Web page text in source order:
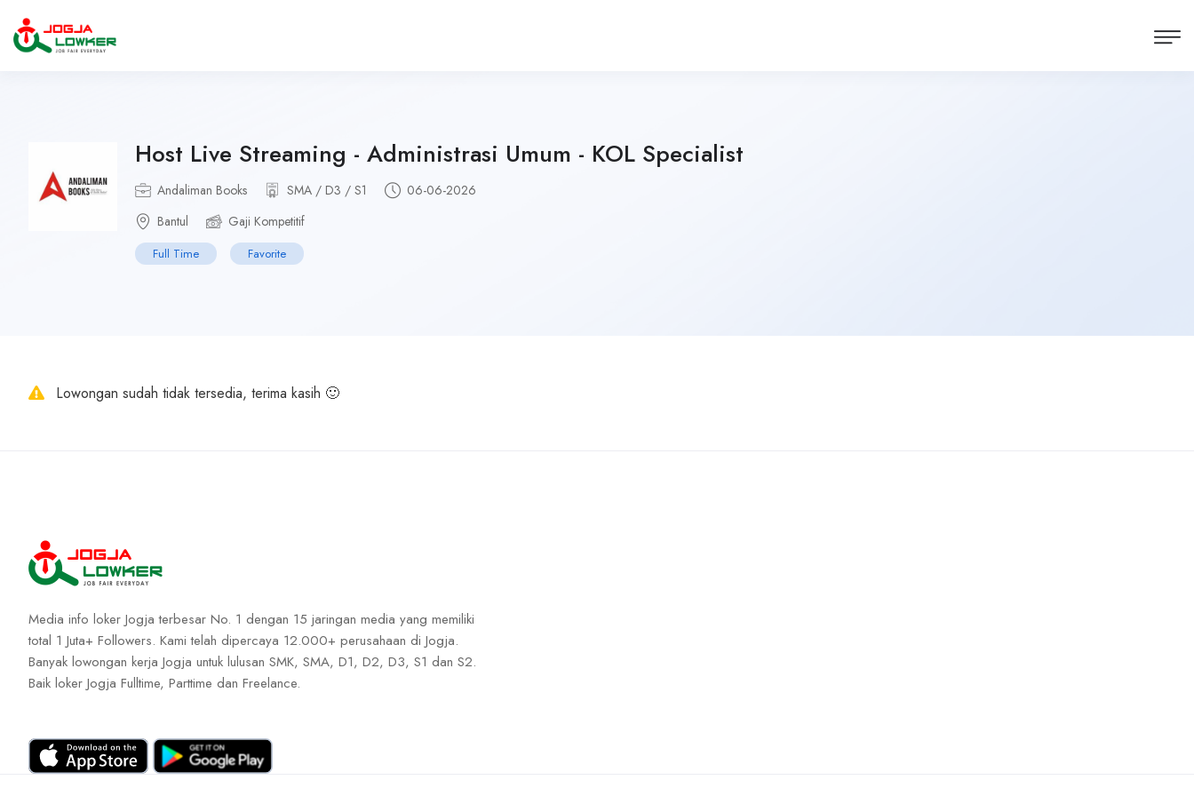
Host Live Streaming - Administrasi Umum - KOL Specialist
Andaliman Books SMA / D3 / S1
06-06-2026
Bantul
Gaji Kompetitif
Full Time Favorite
Lowongan sudah tidak tersedia, terima kasih 🙂
Media info loker Jogja terbesar No. 1 dengan 15 jaringan media yang memiliki
total 1 Juta+ Followers. Kami telah dipercaya 12.000+ perusahaan di Jogja.
Banyak lowongan kerja Jogja untuk lulusan SMK, SMA, D1, D2, D3, S1 dan S2.
Baik loker Jogja Fulltime, Parttime dan Freelance.